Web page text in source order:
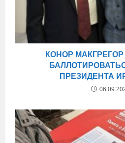
КОНОР
ПРЕЗИДЕНТА